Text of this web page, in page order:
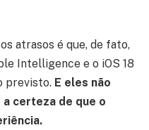
atrasos é que, de fato,
Intelligence e o iOS 18
previsto. E eles não
certeza de que o